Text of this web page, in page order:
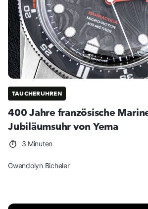
TAUCHERUHREN
400 Jahre französische
Jubiläumsuhr von Yema
3 Minuten
Gwendolyn Bicheler